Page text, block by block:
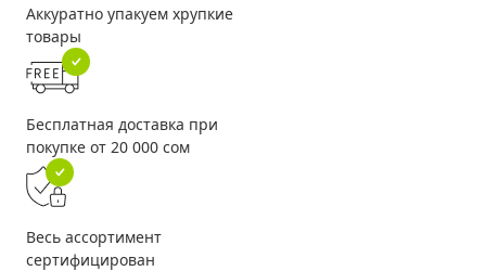
Аккуратно упакуем хрупкие
товары
Бесплатная доставка при
покупке от 20 000 сом
Весь ассортимент
сертифицирован